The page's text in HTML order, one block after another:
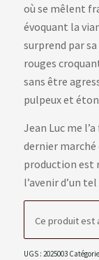
où se mêlent
évoquant la
surprend par
rouges
sans être
pulpeux et
Jean Luc me
dernier marché
production est
l’avenir d’un
Ce produit est
UGS : 2025003